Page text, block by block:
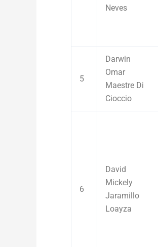
Neves
5
Darwin
Omar
Maestre Di
Cioccio
6
David
Mickely
Jaramillo
Loayza